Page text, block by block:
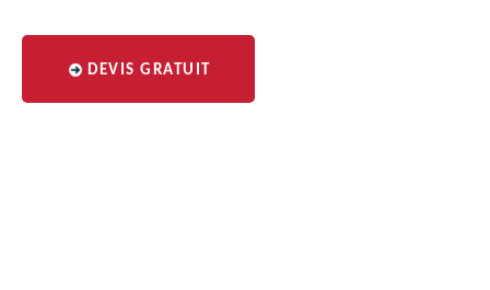
DEVIS GRATUIT